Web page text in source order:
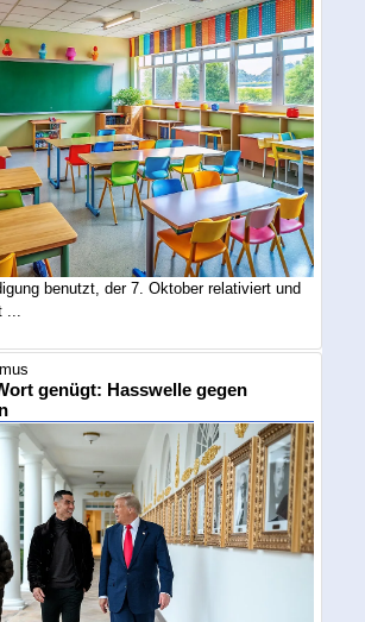
benutzt, der 7. Oktober relativiert und
genügt: Hasswelle gegen